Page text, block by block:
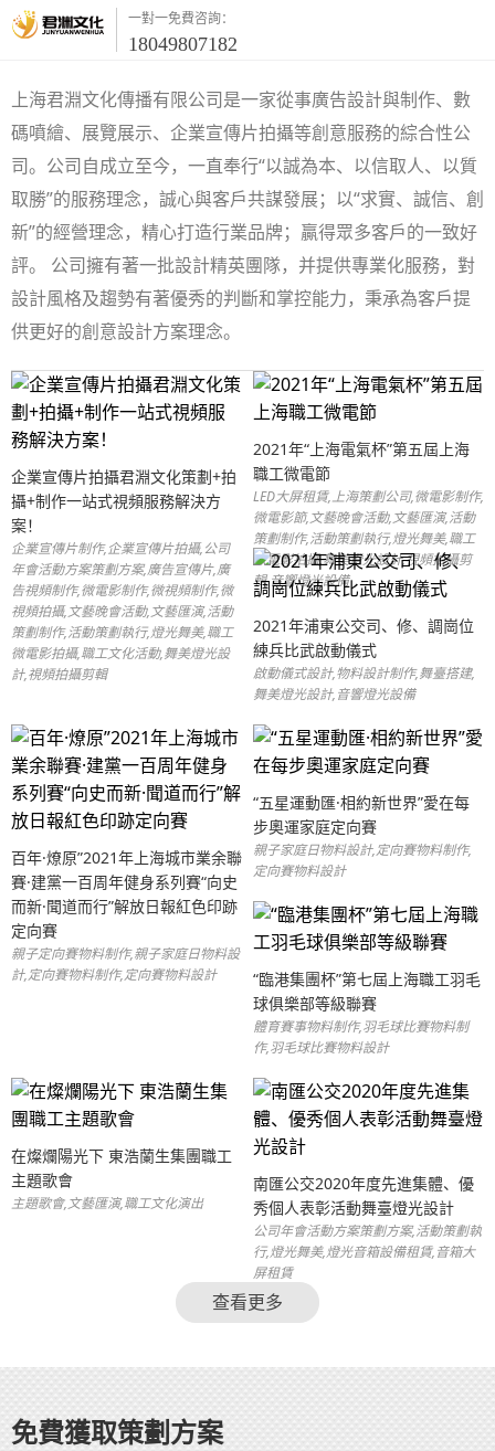
一對一免費咨詢：
18049807182
上海君淵文化傳播有限公司是一家從事廣告設計與制作、數
碼噴繪、展覽展示、企業宣傳片拍攝等創意服務的綜合性公
司。公司自成立至今，一直奉行“以誠為本、以信取人、以質
取勝”的服務理念，誠心與客戶共謀發展；以“求實、誠信、創
新”的經營理念，精心打造行業品牌；贏得眾多客戶的一致好
評。 公司擁有著一批設計精英團隊，并提供專業化服務，對
設計風格及趨勢有著優秀的判斷和掌控能力，秉承為客戶提
供更好的創意設計方案理念。
企業宣傳片拍攝君淵文化策劃+拍
攝+制作一站式視頻服務解決方
案！
企業宣傳片制作,企業宣傳片拍攝,公司
年會活動方案策劃方案,廣告宣傳片,廣
告視頻制作,微電影制作,微視頻制作,微
視頻拍攝,文藝晚會活動,文藝匯演,活動
策劃制作,活動策劃執行,燈光舞美,職工
微電影拍攝,職工文化活動,舞美燈光設
計,視頻拍攝剪輯
2021年“上海電氣杯”第五屆上海
職工微電節
LED大屏租賃,上海策劃公司,微電影制作,
微電影節,文藝晚會活動,文藝匯演,活動
策劃制作,活動策劃執行,燈光舞美,職工
微電影拍攝,舞美燈光設計,視頻拍攝剪
輯,音響燈光設備
2021年浦東公交司、修、調崗位
練兵比武啟動儀式
啟動儀式設計,物料設計制作,舞臺搭建,
舞美燈光設計,音響燈光設備
百年·燎原”2021年上海城市業余聯
賽·建黨一百周年健身系列賽“向史
而新·聞道而行”解放日報紅色印跡
定向賽
親子定向賽物料制作,親子家庭日物料設
計,定向賽物料制作,定向賽物料設計
“五星運動匯·相約新世界”愛在每
步奧運家庭定向賽
親子家庭日物料設計,定向賽物料制作,
定向賽物料設計
“臨港集團杯”第七屆上海職工羽毛
球俱樂部等級聯賽
體育賽事物料制作,羽毛球比賽物料制
作,羽毛球比賽物料設計
在燦爛陽光下 東浩蘭生集團職工
主題歌會
主題歌會,文藝匯演,職工文化演出
南匯公交2020年度先進集體、優
秀個人表彰活動舞臺燈光設計
公司年會活動方案策劃方案,活動策劃執
行,燈光舞美,燈光音箱設備租賃,音箱大
屏租賃
查看更多
免費獲取策劃方案